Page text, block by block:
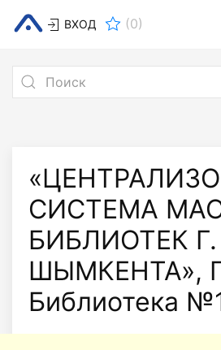
ВХОД (0)
СИСТЕМА
БИБЛИОТЕК Г.
ШЫМКЕНТА»,
Библиотека